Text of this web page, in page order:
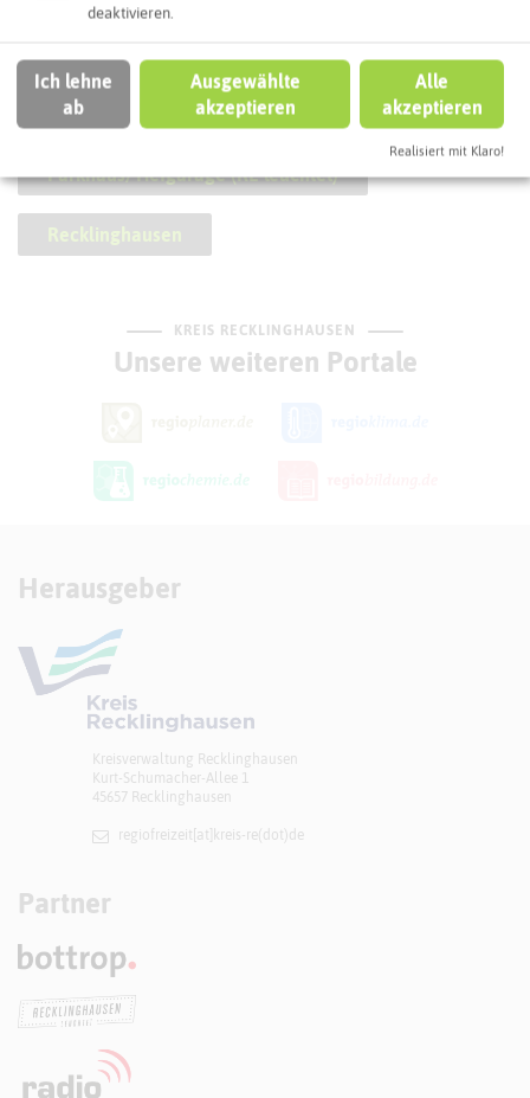
SCHLAGWORTE
So ordnen wir diese Attraktion ein
Parkhaus/Tiefgarage (RE leuchtet)
Recklinghausen
KREIS RECKLINGHAUSEN
Unsere weiteren Portale
Herausgeber
Kreisverwaltung Recklinghausen
Kurt-Schumacher-Allee 1
45657 Recklinghausen
regiofreizeit[at]​kreis-re(dot)de
Partner
deaktivieren.
Ich lehne
ab
Ausgewählte
akzeptieren
Alle
akzeptieren
Realisiert mit Klaro!